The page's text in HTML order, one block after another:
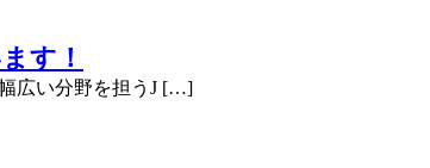
す！
広い分野を担うJ […]